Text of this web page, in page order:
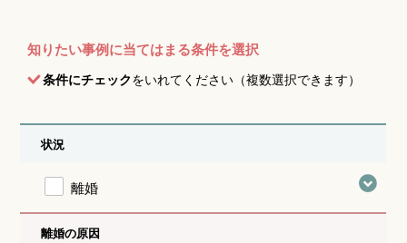
知りたい事例に当てはまる条件を選択
条件にチェックをいれてください（複数選択できます）
状況
離婚
離婚の原因